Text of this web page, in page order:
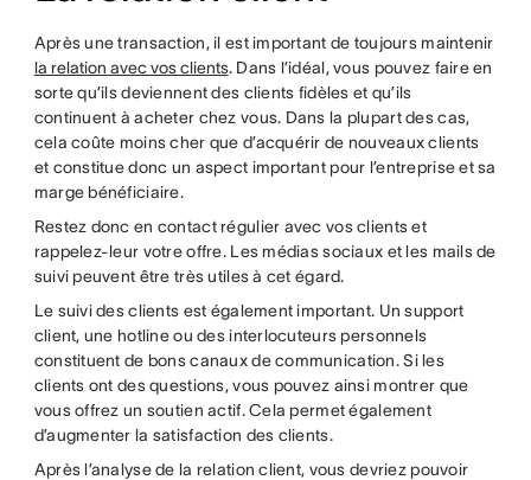
Après une transaction, il est important de toujours maintenir
la relation avec vos clients. Dans l’idéal, vous pouvez faire en
sorte qu’ils deviennent des clients fidèles et qu’ils
continuent à acheter chez vous. Dans la plupart des cas,
cela coûte moins cher que d’acquérir de nouveaux clients
et constitue donc un aspect important pour l’entreprise et sa
marge bénéficiaire.
Restez donc en contact régulier avec vos clients et
rappelez-leur votre offre. Les médias sociaux et les mails de
suivi peuvent être très utiles à cet égard.
Le suivi des clients est également important. Un support
client, une hotline ou des interlocuteurs personnels
constituent de bons canaux de communication. Si les
clients ont des questions, vous pouvez ainsi montrer que
vous offrez un soutien actif. Cela permet également
d’augmenter la satisfaction des clients.
Après l’analyse de la relation client, vous devriez pouvoir